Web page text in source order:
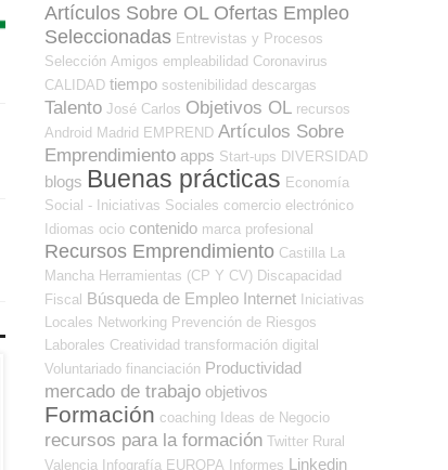
Artículos Sobre OL Ofertas Empleo
Seleccionadas Entrevistas y Procesos
Selección Amigos empleabilidad Coronavirus
CALIDAD tiempo sostenibilidad descargas
Talento José Carlos Objetivos OL recursos
Android Madrid EMPREND Artículos Sobre
Emprendimiento apps Start-ups DIVERSIDAD
blogs Buenas prácticas Economía
Social - Iniciativas Sociales comercio electrónico
Idiomas ocio contenido marca profesional
Recursos Emprendimiento Castilla La
Mancha Herramientas (CP Y CV) Discapacidad
Fiscal Búsqueda de Empleo Internet Iniciativas
Locales Networking Prevención de Riesgos
Laborales Creatividad transformación digital
Voluntariado financiación Productividad
mercado de trabajo objetivos
Formación coaching Ideas de Negocio
recursos para la formación Twitter Rural
Valencia
Infografía EUROPA Informes Linkedin